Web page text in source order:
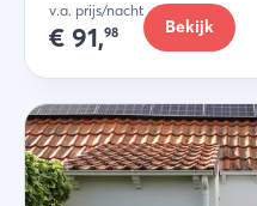
v.a. prijs/nacht
€ 91,98 Bekijk